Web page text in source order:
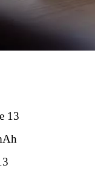
13